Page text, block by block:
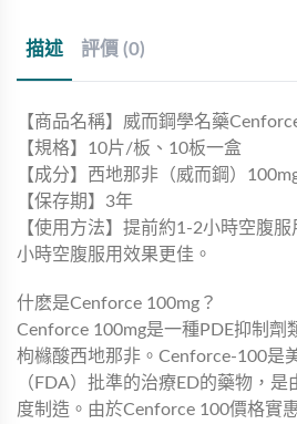
描述 評價 (0)
【商品名稱】威而鋼學名藥
【規格】10片/板、10板一盒
【成分】西地那非（威而鋼）
【保存期】3年
【使用方法】提前約1-2小時空腹
小時空腹服用效果更佳。
什麽是Cenforce 100mg？
Cenforce 100mg是一種PDE抑制劑
枸櫞酸西地那非。Cenforce-100是
（FDA）批準的治療ED的藥物，
度制造。由於Cenforce 100價格實